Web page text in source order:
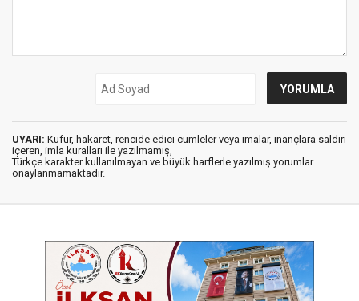
UYARI: Küfür, hakaret, rencide edici cümleler veya imalar, inançlara saldırı
içeren, imla kuralları ile yazılmamış,
Türkçe karakter kullanılmayan ve büyük harflerle yazılmış yorumlar
onaylanmamaktadır.